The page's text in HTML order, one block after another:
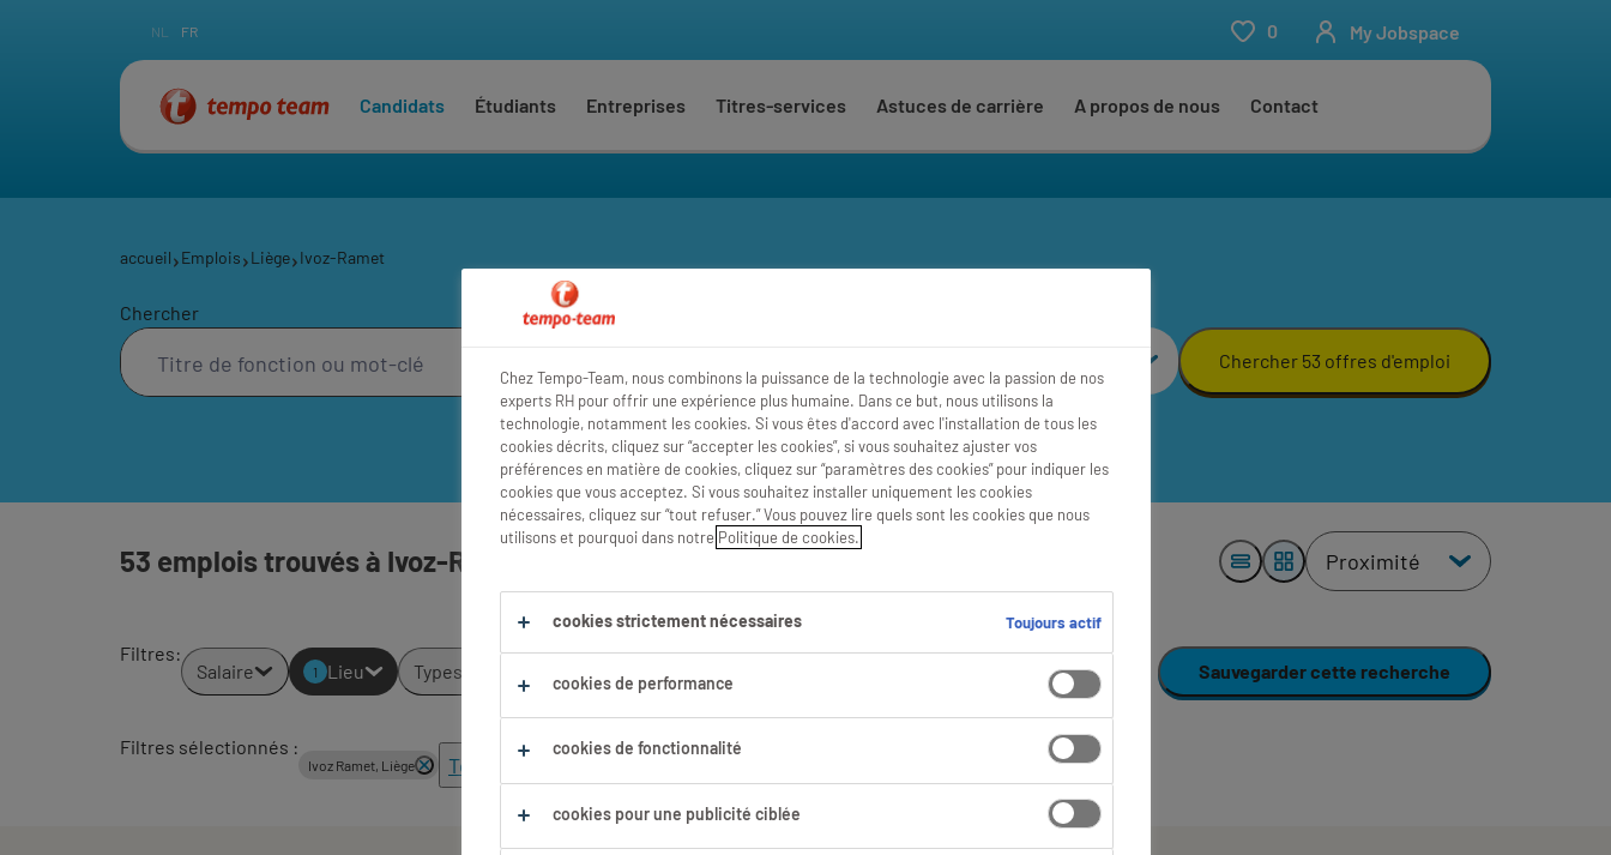
Candidats Étudiants Entreprises Titres-services Astuces de carrière A propos de nous Contact
0 My Jobspace
NL FR
accueil Emplois Liège Ivoz-Ramet
Chercher Où
Chercher 53 offres d'emploi
53 emplois trouvés à Ivoz-Ramet.
Filtres:
Salaire 1 Lieu Types d'emploi Domaine professionnel Sauvegarder cette recherche
Filtres sélectionnés :
Ivoz Ramet, Liège Tout effacer
Chez Tempo-Team, nous combinons la puissance de la technologie avec la passion de nos
experts RH pour offrir une expérience plus humaine. Dans ce but, nous utilisons la
technologie, notamment les cookies. Si vous êtes d'accord avec l'installation de tous les
cookies décrits, cliquez sur “accepter les cookies”, si vous souhaitez ajuster vos
préférences en matière de cookies, cliquez sur “paramètres des cookies” pour indiquer les
cookies que vous acceptez. Si vous souhaitez installer uniquement les cookies
nécessaires, cliquez sur “tout refuser.” Vous pouvez lire quels sont les cookies que nous
utilisons et pourquoi dans notre Politique de cookies.
cookies strictement nécessaires Toujours actif
cookies de performance
cookies de fonctionnalité
cookies pour une publicité ciblée